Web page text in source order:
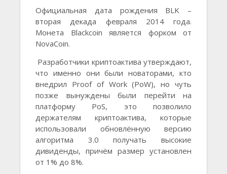
Официальная дата рождения BLK –
вторая декада февраля 2014 года.
Монета Blackcoin является форком от
NovaCoin.
Разработчики криптоактива утверждают,
что именно они были новаторами, кто
внедрил Proof of Work (PoW), но чуть
позже вынуждены были перейти на
платформу PoS, это позволило
держателям криптоактива, которые
использовали обновлённую версию
алгоритма 3.0 получать высокие
дивиденды, причём размер установлен
от 1% до 8%.